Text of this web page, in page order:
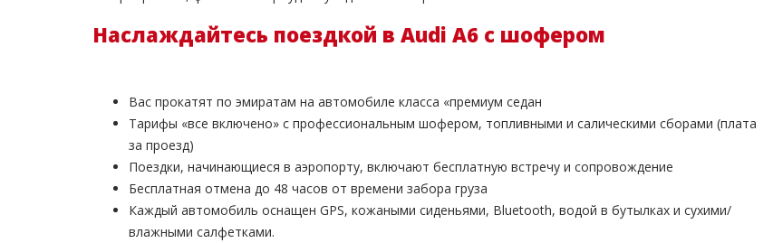
Наслаждайтесь поездкой в Audi A6 с шофером
Вас прокатят по эмиратам на автомобиле класса «премиум седан
Тарифы «все включено» с профессиональным шофером, топливными и салическими сборами (плата
за проезд)
Поездки, начинающиеся в аэропорту, включают бесплатную встречу и сопровождение
Бесплатная отмена до 48 часов от времени забора груза
Каждый автомобиль оснащен GPS, кожаными сиденьями, Bluetooth, водой в бутылках и сухими/
влажными салфетками.